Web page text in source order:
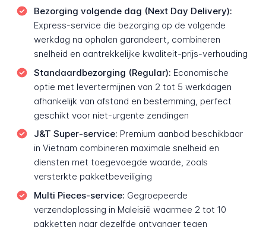
Bezorging volgende dag (Next Day Delivery):
Express-service die bezorging op de volgende
werkdag na ophalen garandeert, combineren
snelheid en aantrekkelijke kwaliteit-prijs-verhouding
Standaardbezorging (Regular): Economische
optie met levertermijnen van 2 tot 5 werkdagen
afhankelijk van afstand en bestemming, perfect
geschikt voor niet-urgente zendingen
J&T Super-service: Premium aanbod beschikbaar
in Vietnam combineren maximale snelheid en
diensten met toegevoegde waarde, zoals
versterkte pakketbeveiliging
Multi Pieces-service: Gegroepeerde
verzendoplossing in Maleisië waarmee 2 tot 10
pakketten naar dezelfde ontvanger tegen